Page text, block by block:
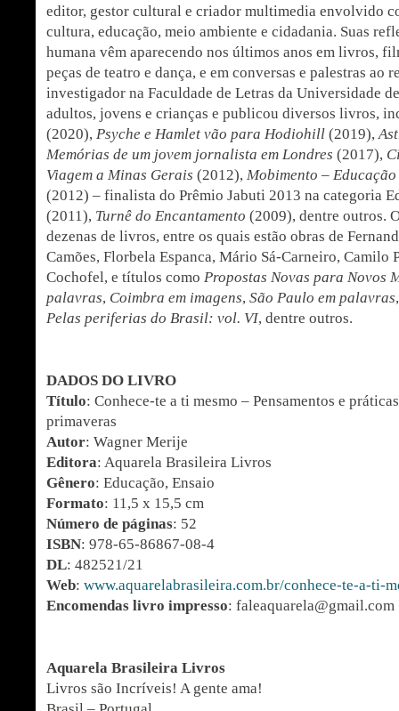
editor, gestor cultural e criador multimedia envolvido
cultura, educação, meio ambiente e cidadania. Suas
humana vêm aparecendo nos últimos anos em livros,
peças de teatro e dança, e em conversas e palestras ao
investigador na Faculdade de Letras da Universidade
adultos, jovens e crianças e publicou diversos livros,
(2020), Psyche e Hamlet vão para Hodiohill (2019),
Memórias de um jovem jornalista em Londres (2017),
Viagem a Minas Gerais (2012), Mobimento –
(2012) – finalista do Prêmio Jabuti 2013 na categoria
(2011), Turnê do Encantamento (2009), dentre outros.
dezenas de livros, entre os quais estão obras de
Camões, Florbela Espanca, Mário Sá-Carneiro, Camilo
Cochofel, e títulos como Propostas Novas para Novos
palavras, Coimbra em imagens, São Paulo em palavras
Pelas periferias do Brasil: vol. VI, dentre outros.
DADOS DO LIVRO
Título: Conhece-te a ti mesmo – Pensamentos e
primaveras
Autor: Wagner Merije
Editora: Aquarela Brasileira Livros
Gênero: Educação, Ensaio
Formato: 11,5 x 15,5 cm
Número de páginas: 52
ISBN: 978-65-86867-08-4
DL: 482521/21
Web: www.aquarelabrasileira.com.br/conhece-te-a-ti-
Encomendas livro impresso: faleaquarela@gmail.com
Aquarela Brasileira Livros
Livros são Incríveis! A gente ama!